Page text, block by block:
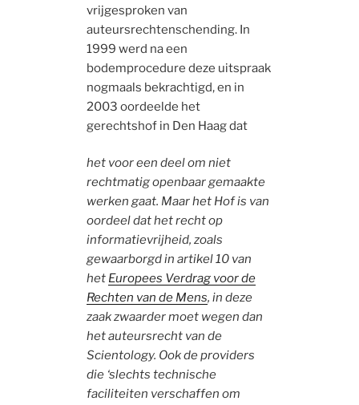
vrijgesproken van
auteursrechtenschending. In
1999 werd na een
bodemprocedure deze uitspraak
nogmaals bekrachtigd, en in
2003 oordeelde het
gerechtshof in Den Haag dat
het voor een deel om niet
rechtmatig openbaar gemaakte
werken gaat. Maar het Hof is van
oordeel dat het recht op
informatievrijheid, zoals
gewaarborgd in artikel 10 van
het Europees Verdrag voor de
Rechten van de Mens, in deze
zaak zwaarder moet wegen dan
het auteursrecht van de
Scientology. Ook de providers
die ‘slechts technische
faciliteiten verschaffen om